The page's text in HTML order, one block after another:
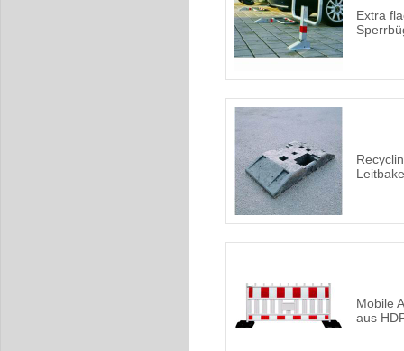
Extra
Mobile
aus